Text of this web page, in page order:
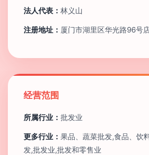
法人代表： 林义山
注册地址： 厦门市湖里区华光路96号
经营范围
所属行业： 批发业
更多行业： 果品、蔬菜批发,食品、饮
发,批发业,批发和零售业